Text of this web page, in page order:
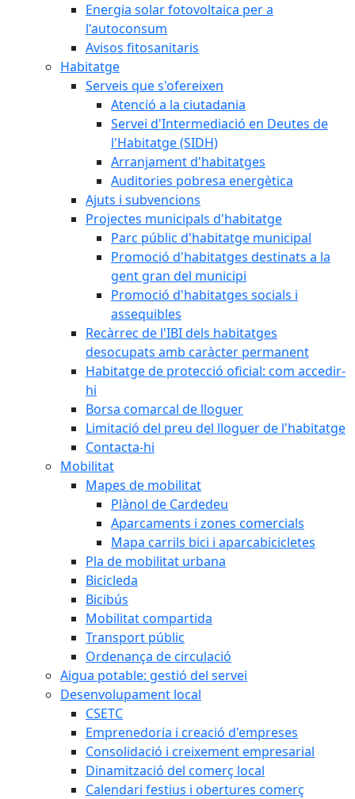
Energia solar fotovoltaica per a
l'autoconsum
Avisos fitosanitaris
Habitatge
Serveis que s'ofereixen
Atenció a la ciutadania
Servei d'Intermediació en Deutes de
l'Habitatge (SIDH)
Arranjament d'habitatges
Auditories pobresa energètica
Ajuts i subvencions
Projectes municipals d'habitatge
Parc públic d'habitatge municipal
Promoció d'habitatges destinats a la
gent gran del municipi
Promoció d'habitatges socials i
assequibles
Recàrrec de l'IBI dels habitatges
desocupats amb caràcter permanent
Habitatge de protecció oficial: com accedir-
hi
Borsa comarcal de lloguer
Limitació del preu del lloguer de l'habitatge
Contacta-hi
Mobilitat
Mapes de mobilitat
Plànol de Cardedeu
Aparcaments i zones comercials
Mapa carrils bici i aparcabicicletes
Pla de mobilitat urbana
Bicicleda
Bicibús
Mobilitat compartida
Transport públic
Ordenança de circulació
Aigua potable: gestió del servei
Desenvolupament local
CSETC
Emprenedoria i creació d'empreses
Consolidació i creixement empresarial
Dinamització del comerç local
Calendari festius i obertures comerç